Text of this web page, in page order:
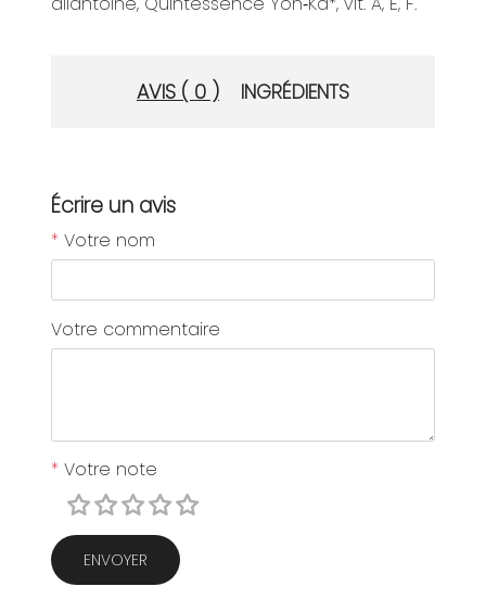
AVIS ( 0 ) INGRÉDIENTS
Écrire un avis
* Votre nom
Votre commentaire
* Votre note
ENVOYER